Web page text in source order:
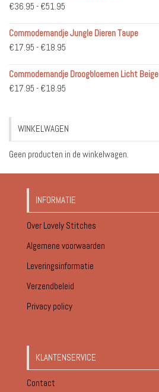
€36.95 - €51.95
tot
€51.95
Commodemandje Jungle Dieren Taupe
€17.95 - €18.95
tot
Commodemandje Droogbloemen Licht Beige
€17.95 - €18.95
€18.95
WINKELWAGEN
Geen producten in de winkelwagen.
INFORMATIE
Over Lovely Stitches
Algemene voorwaarden
Leveringsinformatie
Verzendbeleid
Privacy policy
KLANTENSERVICE
Contact